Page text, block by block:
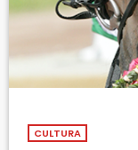
CULTURA